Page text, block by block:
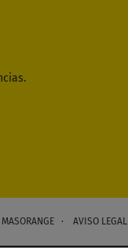
MASORANGE · AVISO LEGAL